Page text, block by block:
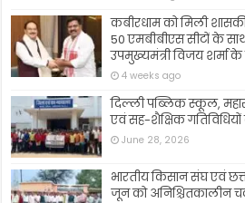
कबीरधाम को मिली
50 एमबीबीएस सीटों के
उपमुख्यमंत्री विजय शर्मा
4 weeks ago
दिल्ली पब्लिक स्कूल,
एवं सह-शैक्षिक
June 28, 2026
भारतीय किसान संघ एवं
जून को अनिश्चितकालीन